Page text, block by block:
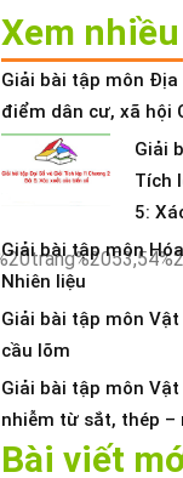
Xem
Giải bài tập môn Địa
điểm dân cư, xã hội
Giải
Tích
5:
Giải bài tập môn
Nhiên liệu
Giải bài tập môn Vật
cầu lõm
Giải bài tập môn Vật
nhiễm từ sắt, thép –
Bài viết